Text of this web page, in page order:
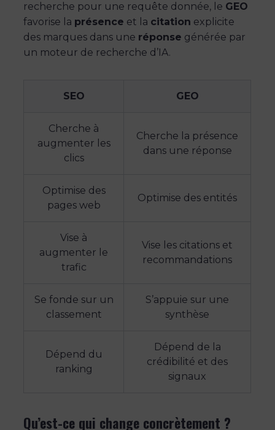
recherche pour une requête donnée, le GEO
favorise la présence et la citation explicite
des marques dans une réponse générée par
un moteur de recherche d’IA.
SEO GEO
Cherche à
augmenter les
clics
Cherche la présence
dans une réponse
Optimise des
pages web
Optimise des entités
Vise à
augmenter le
trafic
Vise les citations et
recommandations
Se fonde sur un
classement
S’appuie sur une
synthèse
Dépend du
ranking
Dépend de la
crédibilité et des
signaux
Qu’est-ce qui change concrètement ?